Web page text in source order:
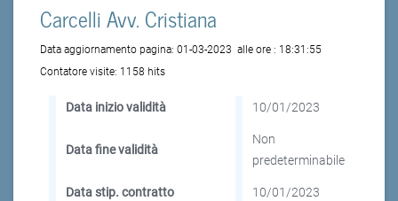
Carcelli Avv. Cristiana
Data aggiornamento pagina: 01-03-2023 alle ore : 18:31:55
Contatore visite: 1158 hits
Data inizio validità 10/01/2023
Data fine validità
Non
predeterminabile
Data stip. contratto 10/01/2023